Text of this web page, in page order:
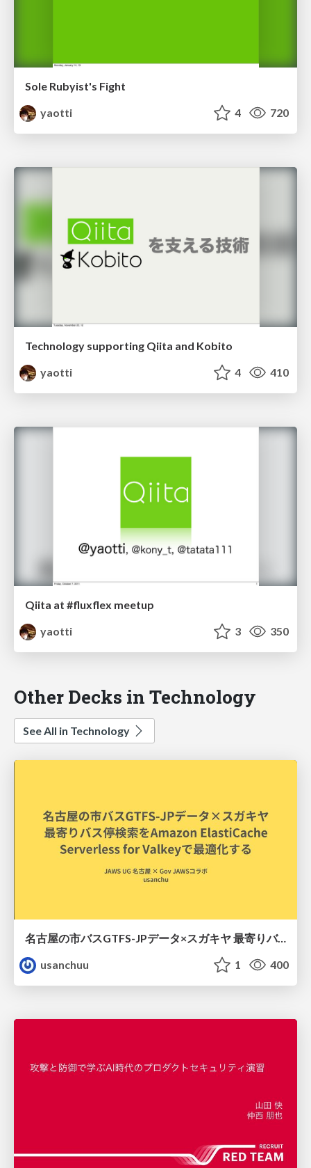
Sole Rubyist's Fight
yaotti
4 720
Technology supporting Qiita and Kobito
yaotti
4 410
Qiita at #fluxflex meetup
yaotti
3 350
Other Decks in Technology
See All in Technology
名古屋の市バスGTFS-JPデータ×スガキヤ 最寄りバス停検索をAmazon ElastiCache Serverless for Valkeyで最適化する
usanchuu
1 400